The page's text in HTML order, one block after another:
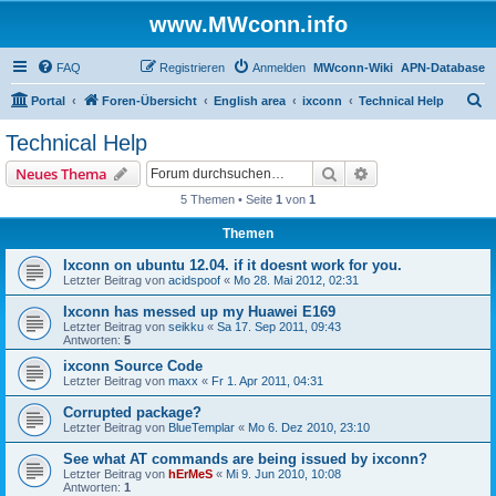
www.MWconn.info
FAQ APN-Database
MWconn-Wiki
Anmelden
Registrieren
Portal Foren-Übersicht English area ixconn Technical Help
Technical Help
Neues Thema Suche
5 Themen • Seite 1 von 1
Themen
Ixconn on ubuntu 12.04. if it doesnt work for you.
Letzter Beitrag von acidspoof « Mo 28. Mai 2012, 02:31
Ixconn has messed up my Huawei E169
Letzter Beitrag von seikku « Sa 17. Sep 2011, 09:43
Antworten: 5
ixconn Source Code
Letzter Beitrag von maxx « Fr 1. Apr 2011, 04:31
Corrupted package?
Letzter Beitrag von BlueTemplar « Mo 6. Dez 2010, 23:10
See what AT commands are being issued by ixconn?
Letzter Beitrag von hErMeS « Mi 9. Jun 2010, 10:08
Antworten: 1